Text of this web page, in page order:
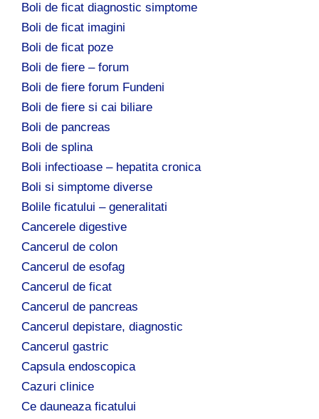
Boli de ficat diagnostic simptome
Boli de ficat imagini
Boli de ficat poze
Boli de fiere – forum
Boli de fiere forum Fundeni
Boli de fiere si cai biliare
Boli de pancreas
Boli de splina
Boli infectioase – hepatita cronica
Boli si simptome diverse
Bolile ficatului – generalitati
Cancerele digestive
Cancerul de colon
Cancerul de esofag
Cancerul de ficat
Cancerul de pancreas
Cancerul depistare, diagnostic
Cancerul gastric
Capsula endoscopica
Cazuri clinice
Ce dauneaza ficatului